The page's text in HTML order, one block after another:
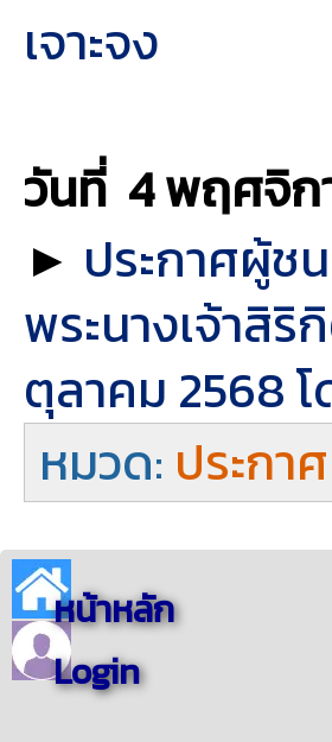
เจาะจง
วันที่ 4 พฤศจิก
► ประกาศผู้ช
พระนางเจ้าสิ
ตุลาคม 2568 โ
หมวด: ประกา
หน้าหลัก
Login